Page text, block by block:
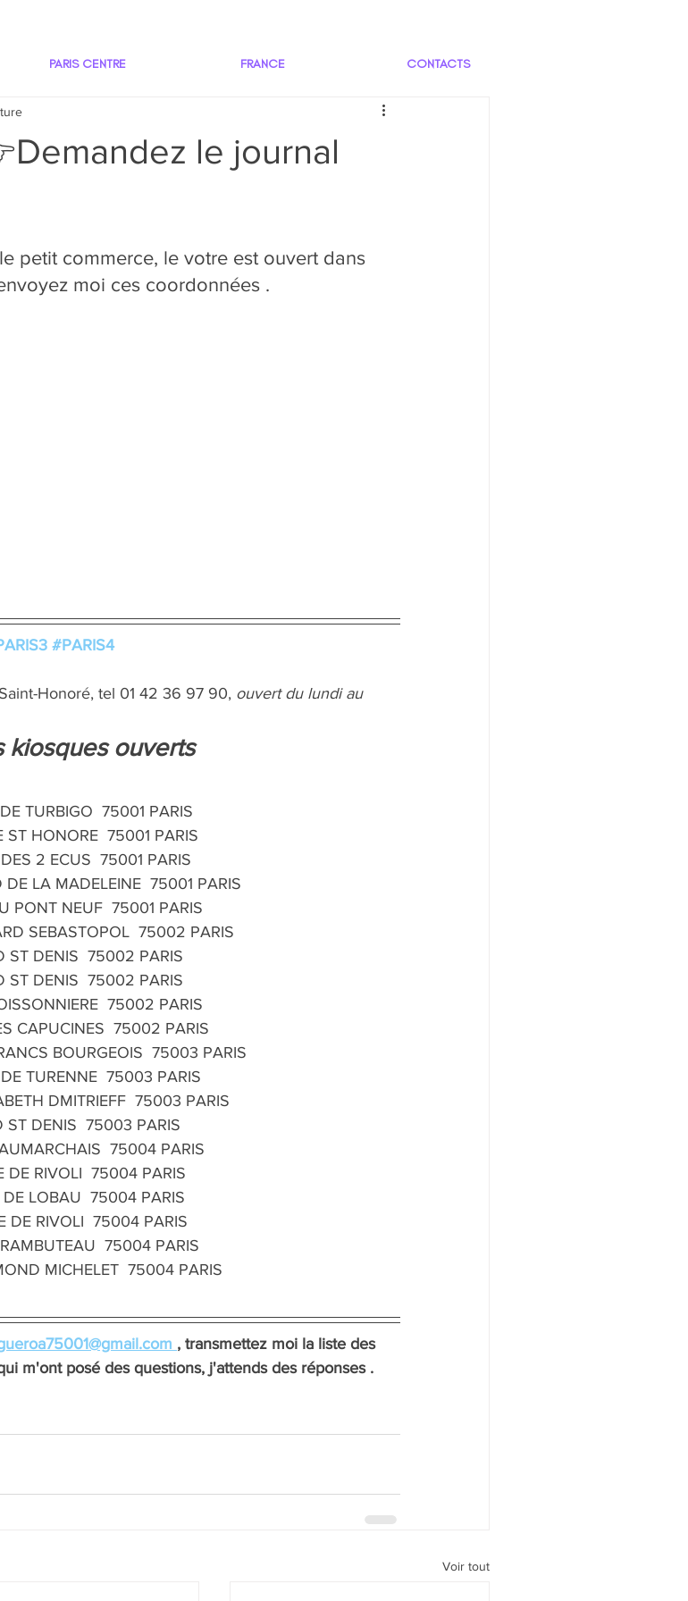
PARIS CENTRE FRANCE CONTACTS
le journal
petit commerce, le votre est ouvert dans
moi ces coordonnées .
#PARIS4
Honoré, tel 01 42 36 97 90, ouvert du lundi au
kiosques ouverts
TURBIGO  75001 PARIS
ST HONORE  75001 PARIS
2 ECUS  75001 PARIS
DE LA MADELEINE  75001 PARIS
PONT NEUF  75001 PARIS
SEBASTOPOL  75002 PARIS
ST DENIS  75002 PARIS
ST DENIS  75002 PARIS
75002 PARIS
CAPUCINES  75002 PARIS
BOURGEOIS  75003 PARIS
TURENNE  75003 PARIS
DMITRIEFF  75003 PARIS
ST DENIS  75003 PARIS
75004 PARIS
DE RIVOLI  75004 PARIS
DE LOBAU  75004 PARIS
DE RIVOLI  75004 PARIS
75004 PARIS
MICHELET  75004 PARIS
, transmettez moi la liste des
m'ont posé des questions, j'attends des réponses .
Voir tout